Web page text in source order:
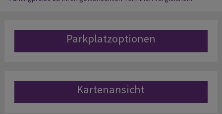
Parkplatzoptionen
Kartenansicht